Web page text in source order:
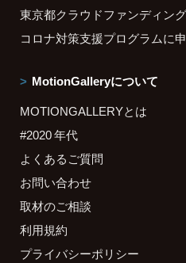
東京都クラウドファンディン
コロナ対策支援プログラムに
MotionGalleryについて
MOTIONGALLERYとは
#2020 年代
よくあるご質問
お問い合わせ
取材のご相談
利用規約
プライバシーポリシー